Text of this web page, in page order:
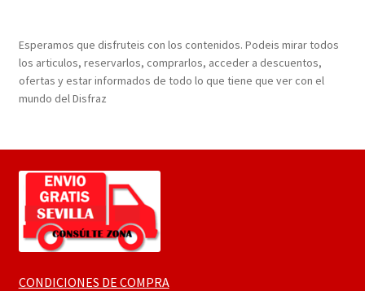
Esperamos que disfruteis con los contenidos. Podeis mirar todos
los articulos, reservarlos, comprarlos, acceder a descuentos,
ofertas y estar informados de todo lo que tiene que ver con el
mundo del Disfraz
CONDICIONES DE COMPRA